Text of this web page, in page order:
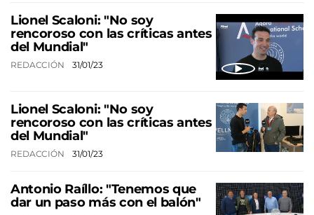
Lionel Scaloni: "No soy
rencoroso con las críticas antes
del Mundial"
REDACCIÓN 31/01/23
Lionel Scaloni: "No soy
rencoroso con las críticas antes
del Mundial"
REDACCIÓN 31/01/23
Antonio Raíllo: "Tenemos que
dar un paso más con el balón"